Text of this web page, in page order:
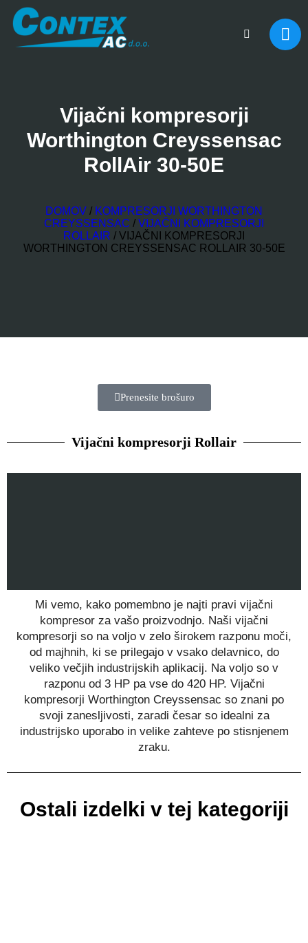
Vijačni kompresorji
Worthington Creyssensac
RollAir 30-50E
DOMOV / KOMPRESORJI WORTHINGTON
CREYSSENSAC / VIJAČNI KOMPRESORJI
ROLLAIR / VIJAČNI KOMPRESORJI
WORTHINGTON CREYSSENSAC ROLLAIR 30-50E
Prenesite brošuro
Vijačni kompresorji Rollair
Mi vemo, kako pomembno je najti pravi vijačni
kompresor za vašo proizvodnjo. Naši vijačni
kompresorji so na voljo v zelo širokem razponu moči,
od majhnih, ki se prilegajo v vsako delavnico, do
veliko večjih industrijskih aplikacij. Na voljo so v
razponu od 3 HP pa vse do 420 HP. Vijačni
kompresorji Worthington Creyssensac so znani po
svoji zanesljivosti, zaradi česar so idealni za
industrijsko uporabo in velike zahteve po stisnjenem
zraku.
Ostali izdelki v tej kategoriji